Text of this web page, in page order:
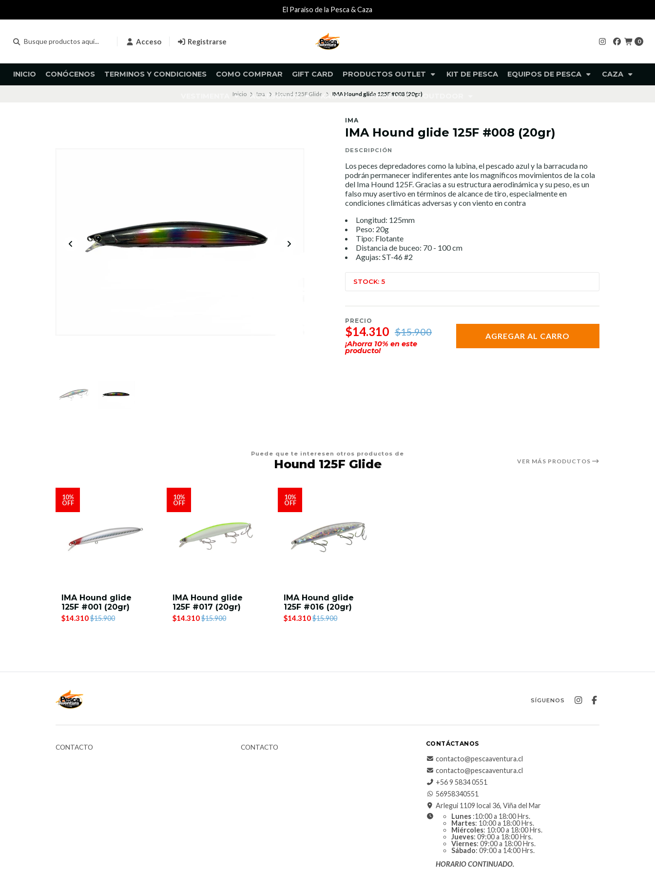
Acceso Registrarse 0
INICIO CONÓCENOS TERMINOS Y CONDICIONES COMO COMPRAR GIFT CARD PRODUCTOS OUTLET KIT DE PESCA EQUIPOS DE PESCA CAZA
ACCESORIOS KAYAKS PRODUCTOS OUTDOOR
El Paraiso de la Pesca & Caza
Inicio Ima Hound 125F Glide IMA Hound glide 125F #008 (20gr)
IMA
IMA Hound glide 125F #008 (20gr)
DESCRIPCIÓN
Los peces depredadores como la lubina, el pescado azul y la barracuda no
podrán permanecer indiferentes ante los magníficos movimientos de la cola
del Ima Hound 125F. Gracias a su estructura aerodinámica y su peso, es un
falso muy asertivo en términos de alcance de tiro, especialmente en
condiciones climáticas adversas y con viento en contra
Longitud: 125mm
Peso: 20g
Tipo: Flotante
Distancia de buceo: 70 - 100 cm
Agujas: ST-46 #2
STOCK: 5
PRECIO
$14.310 $15.900
¡Ahorra 10% en este
producto!
AGREGAR AL CARRO
Puede que te interesen otros productos de
Hound 125F Glide VER MÁS PRODUCTOS
10%
OFF
IMA Hound glide
125F #001 (20gr)
$14.310$15.900
10%
OFF
IMA Hound glide
125F #017 (20gr)
$14.310$15.900
10%
OFF
IMA Hound glide
125F #016 (20gr)
$14.310$15.900
SÍGUENOS
CONTACTO CONTACTO CONTÁCTANOS
contacto@pescaaventura.cl
contacto@pescaaventura.cl
+56 9 5834 0551
56958340551
Arlegui 1109 local 36, Viña del Mar
Lunes :10:00 a 18:00 Hrs.
Martes: 10:00 a 18:00 Hrs.
Miércoles: 10:00 a 18:00 Hrs.
Jueves: 09:00 a 18:00 Hrs.
Viernes: 09:00 a 18:00 Hrs.
Sábado: 09:00 a 14:00 Hrs.
HORARIO CONTINUADO.